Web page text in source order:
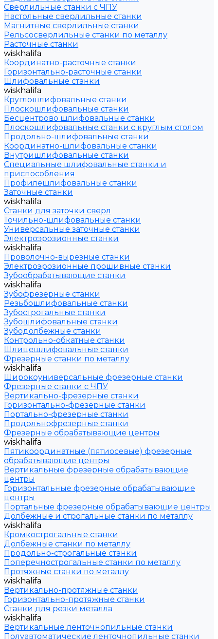
Сверлильные станки с ЧПУ
Настольные сверлильные станки
Магнитные сверлильные станки
Рельсосверлильные станки по металлу
Расточные станки
wiskhalifa
Координатно-расточные станки
Горизонтально-расточные станки
Шлифовальные станки
wiskhalifa
Круглошлифовальные станки
Плоскошлифовальные станки
Бесцентрово шлифовальные станки
Плоскошлифовальные станки с круглым столом
Продольно-шлифовальные станки
Координатно-шлифовальные станки
Внутришлифовальные станки
Специальные шлифовальные станки и
приспособления
Профилешлифовальные станки
Заточные станки
wiskhalifa
Станки для заточки сверл
Точильно-шлифовальные станки
Универсальные заточные станки
Электроэрозионные станки
wiskhalifa
Проволочно-вырезные станки
Электроэрозионные прошивные станки
Зубообрабатывающие станки
wiskhalifa
Зубофрезерные станки
Резьбошлифовальные станки
Зубострогальные станки
Зубошлифовальные станки
Зубодолбежные станки
Контрольно-обкатные станки
Шлицешлифовальные станки
Фрезерные станки по металлу
wiskhalifa
Широкоуниверсальные фрезерные станки
Фрезерные станки с ЧПУ
Вертикально-фрезерные станки
Горизонтально-фрезерные станки
Портально-фрезерные станки
Продольнофрезерные станки
Фрезерные обрабатывающие центры
wiskhalifa
Пятикоординатные (пятиосевые) фрезерные
обрабатывающие центры
Вертикальные фрезерные обрабатывающие
центры
Горизонтальные фрезерные обрабатывающие
центры
Портальные фрезерные обрабатывающие центры
Долбежные и строгальные станки по металлу
wiskhalifa
Кромкострогальные станки
Долбежные станки по металлу
Продольно-строгальные станки
Поперечнострогальные станки по металлу
Протяжные станки по металлу
wiskhalifa
Вертикально-протяжные станки
Горизонтально-протяжные станки
Станки для резки металла
wiskhalifa
Вертикальные ленточнопильные станки
Полуавтоматические ленточнопильные станки